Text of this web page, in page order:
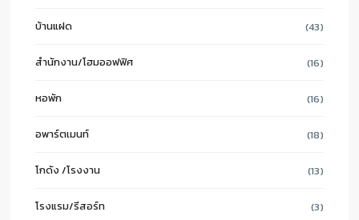
บ้านแฝด (43)
สำนักงาน/โฮมออฟฟิศ (16)
หอพัก (16)
อพาร์ตเมนท์ (18)
โกดัง /โรงงาน (13)
โรงแรม/รีสอร์ท (3)